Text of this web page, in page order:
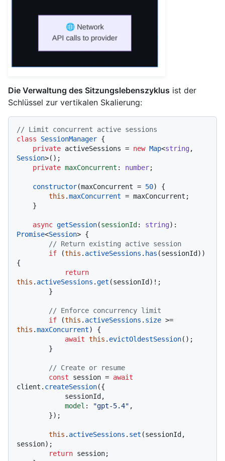
Die Verwaltung des Sitzungslebenszyklus ist der
Schlüssel zur vertikalen Skalierung:
// Limit concurrent active sessions
class
SessionManager {
private activeSessions = new Map<string
Session>();
private maxConcurrent : number;
constructor(maxConcurrent = 50) {
this .maxConcurrent = maxConcurrent;
async getSession(sessionId : string
Promise<Session> {
// Return existing active session
if (this . activeSessions . has (sessionId))
{
return
this . activeSessions .get (sessionId)!;
// Enforce concurrency limit
if (this . activeSessions . size
this .maxConcurrent) {
await this . evictOldestSession();
// Create or resume
const session = await
client. createSession({
model : "gpt-5.4" ,
this . activeSessions . set (sessionId,
session);
return session;